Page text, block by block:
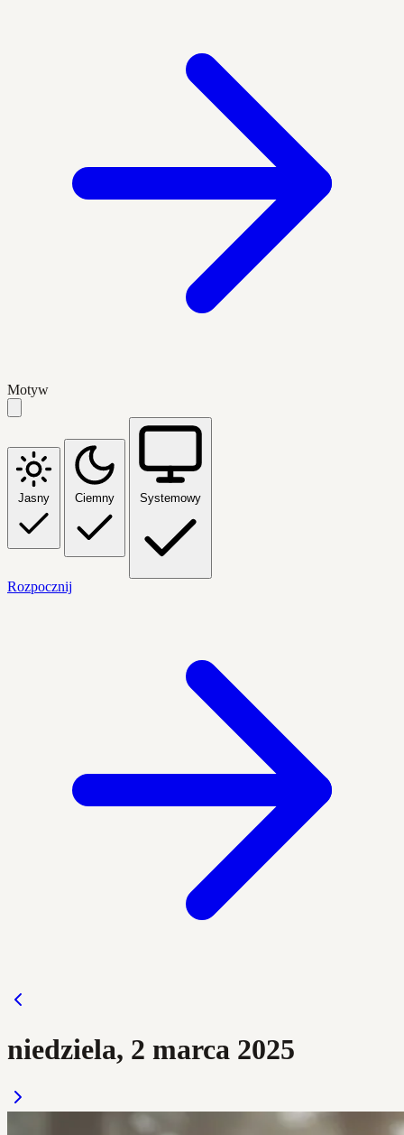
Motyw
Jasny Ciemny Systemowy
Rozpocznij
niedziela, 2 marca 2025